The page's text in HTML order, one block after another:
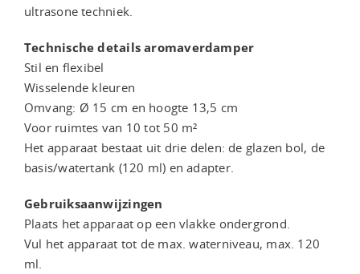
ultrasone techniek.
Technische details aromaverdamper
Stil en flexibel
Wisselende kleuren
Omvang: Ø 15 cm en hoogte 13,5 cm
Voor ruimtes van 10 tot 50 m²
Het apparaat bestaat uit drie delen: de glazen bol, de
basis/watertank (120 ml) en adapter.
Gebruiksaanwijzingen
Plaats het apparaat op een vlakke ondergrond.
Vul het apparaat tot de max. waterniveau, max. 120
ml.